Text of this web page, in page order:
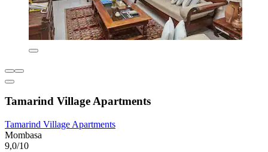
Tamarind Village Apartments
Tamarind Village Apartments
Mombasa
9,0/10